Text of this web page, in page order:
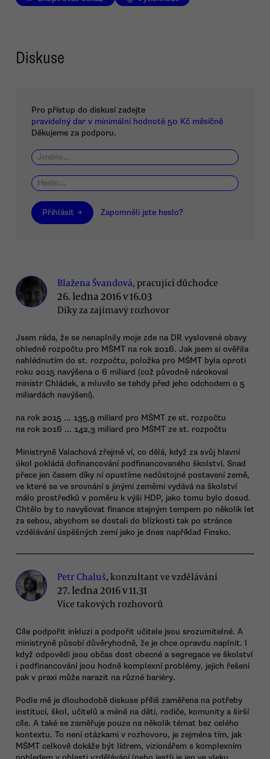
Diskuse
Pro přístup do diskusí zadejte
pravidelný dar v minimální hodnotě 50 Kč měsíčně
Děkujeme za podporu.
Přihlásit → Zapomněli jste heslo?
Blažena Švandová, pracující důchodce
26. ledna 2016 v 16.03
Díky za zajímavý rozhovor
Jsem ráda, že se nenaplnily moje zde na DR vyslovené obavy
ohledně rozpočtu pro MŠMT na rok 2016. Jak jsem si ověřila
nahlédnutím do st. rozpočtu, položka pro MŠMT byla oproti
roku 2015 navýšena o 6 miliard (což původně nárokoval
ministr Chládek, a mluvilo se tehdy před jeho odchodem o 5
miliardách navýšení).
na rok 2015 ... 135,9 miliard pro MŠMT ze st. rozpočtu
na rok 2016 ... 142,3 miliard pro MŠMT ze st. rozpočtu
Ministryně Valachová zřejmě ví, co dělá, když za svůj hlavní
úkol pokládá dofinancování podfinancovaného školství. Snad
přece jen časem díky ní opustíme nedůstojné postavení země,
ve které se ve srovnání s jinými zeměmi vydává na školství
málo prostředků v poměru k výši HDP, jako tomu bylo dosud.
Chtělo by to navyšovat finance stejným tempem po několik let
za sebou, abychom se dostali do blízkosti tak po stránce
vzdělávání úspěšných zemí jako je dnes například Finsko.
Petr Chaluš, konzultant ve vzdělávání
27. ledna 2016 v 11.31
Více takových rozhovorů
Cíle podpořit inkluzi a podpořit učitele jsou srozumitelné. A
ministryně působí důvěryhodně, že je chce opravdu naplnit. I
když odpovědi jsou občas dost obecné a segregace ve školství
i podfinancování jsou hodně komplexní problémy, jejich řešení
pak v praxi může narazit na různé bariéry.
Podle mě je dlouhodobě diskuse příliš zaměřena na potřeby
institucí, škol, učitelů a méně na děti, rodiče, komunity a širší
cíle. A také se zaměřuje pouze na několik témat bez celého
kontextu. To není otázkami v rozhovoru, je zejména tím, jak
MŠMT celkově dokáže být lídrem, vizionářem s komplexním